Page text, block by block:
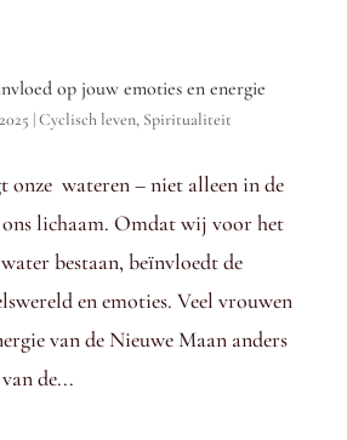
op jouw emoties en energie
|Cyclisch leven, Spiritualiteit
onze wateren – niet alleen in de
lichaam. Omdat wij voor het
bestaan, beïnvloedt de
en emoties. Veel vrouwen
van de Nieuwe Maan anders
de...